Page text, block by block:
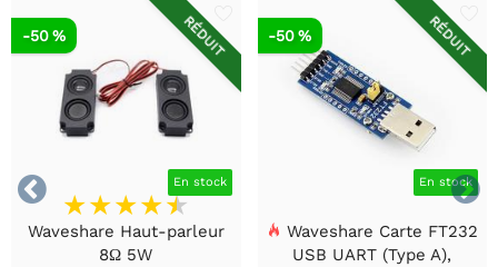


RÉDUIT
En stock
-50 %
Waveshare Haut-parleur
8Ω 5W
RÉDUIT
En stock
-50 %
Waveshare Carte FT232
USB UART (Type A),